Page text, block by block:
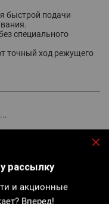
быстрой подачи
специального
точный ход режущего
Технический паспорт
рассылку
и акционные
Вперед!